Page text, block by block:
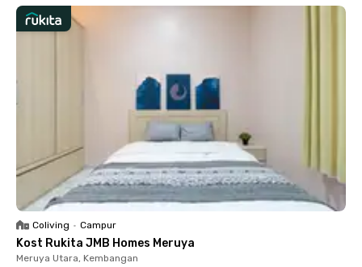
Coliving • Campur
Kost Rukita JMB Homes Meruya
Meruya Utara, Kembangan